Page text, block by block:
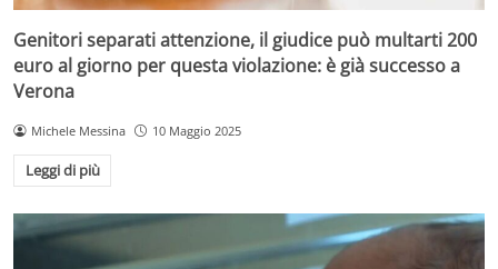
Genitori separati attenzione, il giudice può multarti 200
euro al giorno per questa violazione: è già successo a
Verona
Michele Messina 10 Maggio 2025
Leggi di più